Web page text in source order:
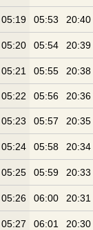
05:19 05:53 20:40
05:20 05:54 20:39
05:21 05:55 20:38
05:22 05:56 20:36
05:23 05:57 20:35
05:24 05:58 20:34
05:25 05:59 20:33
05:26 06:00 20:31
05:27 06:01 20:30